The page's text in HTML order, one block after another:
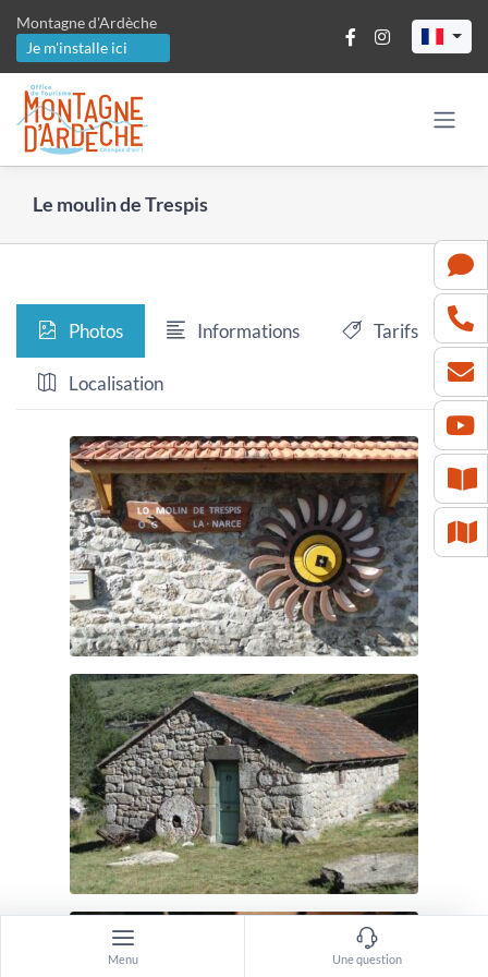
contenu
Montagne d'Ardèche
Je m'installe ici
Le moulin de Trespis
Photos Informations Tarifs
Localisation
Menu Une question